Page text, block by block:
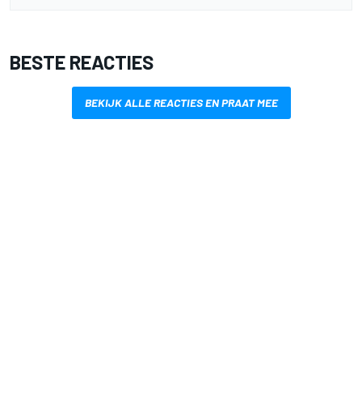
BESTE REACTIES
BEKIJK ALLE REACTIES EN PRAAT MEE